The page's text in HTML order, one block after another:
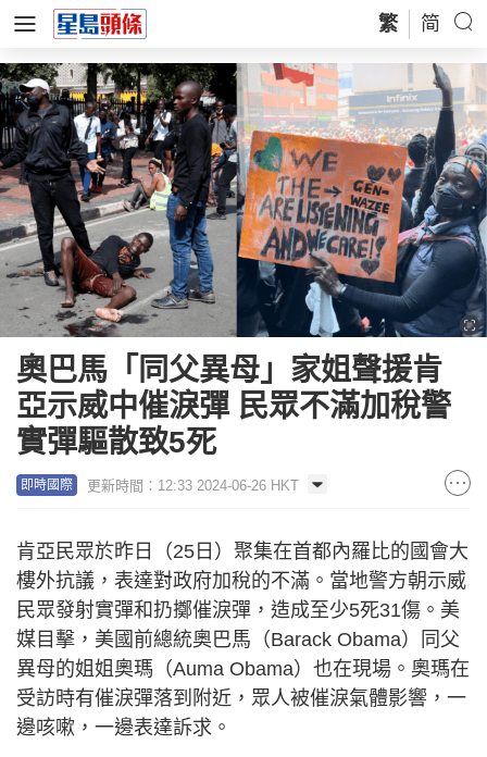
繁 简
奧巴馬「同父異母」家姐聲援肯
亞示威中催淚彈 民眾不滿加稅警
實彈驅散致5死
即時國際 更新時間：12:33 2024-06-26 HKT
肯亞民眾於昨日（25日）聚集在首都內羅比的國會大
樓外抗議，表達對政府加稅的不滿。當地警方朝示威
民眾發射實彈和扔擲催淚彈，造成至少5死31傷。美
媒目擊，美國前總統奧巴馬（Barack Obama）同父
異母的姐姐奧瑪（Auma Obama）也在現場。奧瑪在
受訪時有催淚彈落到附近，眾人被催淚氣體影響，一
邊咳嗽，一邊表達訴求。